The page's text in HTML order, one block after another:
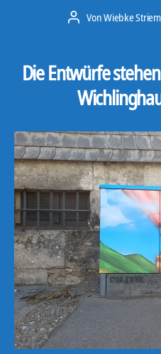
Beitragsautor
VonWiebke
Die Entwürfe